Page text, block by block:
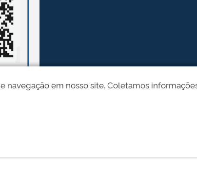
em nosso site. Coletamos